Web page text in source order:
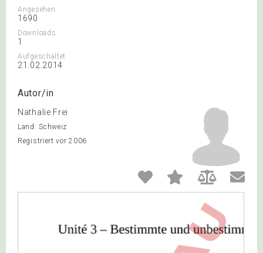
Angesehen
1690
Downloads
1
Aufgeschaltet
21.02.2014
Autor/in
Nathalie Frei
Land: Schweiz
Registriert vor 2006